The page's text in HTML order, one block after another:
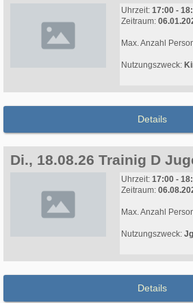
Uhrzeit: 17:00 -
Zeitraum:
Max. Anzahl
Nutzungszweck:
Details
Di., 18.08.26 Trainig D
Uhrzeit: 17:00 -
Zeitraum:
Max. Anzahl
Nutzungszweck:
Details